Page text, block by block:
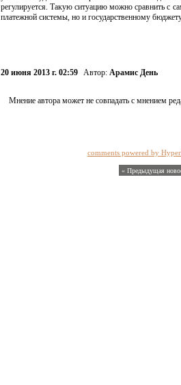
регулируется. Такую ситуацию можно сравнить с
платежной системы, но и государственному
20 июня 2013 г. 02:59 Автор: Арамис День
Мнение автора может не совпадать с мнением
comments powered by
« Предыдущая